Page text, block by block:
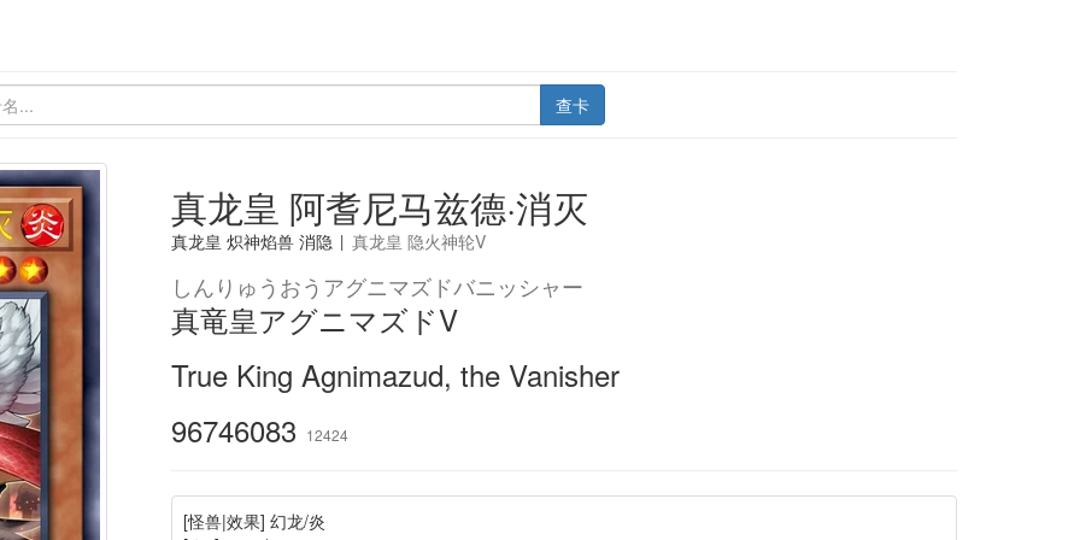
查卡
真龙皇 阿耆尼马兹德·消灭
真龙皇 炽神焰兽 消隐 | 真龙皇 隐火神轮V
しんりゅうおうアグニマズドバニッシャー
真竜皇アグニマズドV
True King Agnimazud, the Vanisher
96746083 12424
[怪兽|效果] 幻龙/炎